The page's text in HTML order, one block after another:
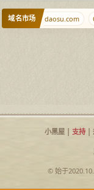
域名市场
wt.la yidaosu.com
小黑屋| 支持|
© 始于